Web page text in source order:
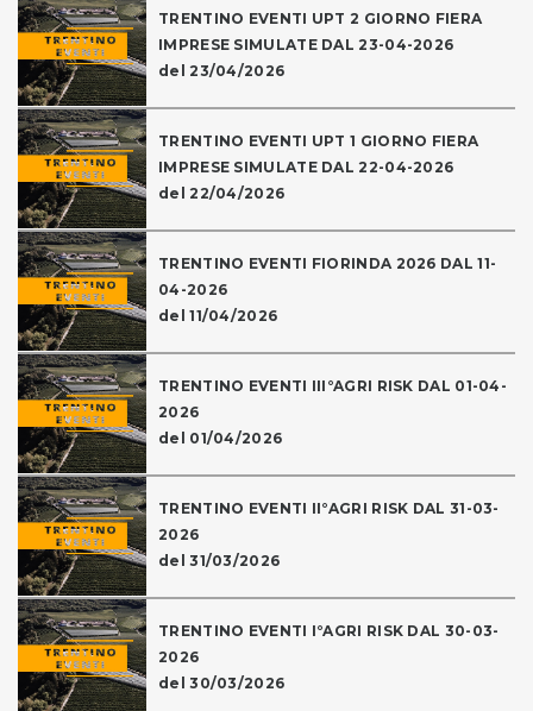
TRENTINO EVENTI UPT 2 GIORNO FIERA
IMPRESE SIMULATE DAL 23-04-2026
del 23/04/2026
TRENTINO EVENTI UPT 1 GIORNO FIERA
IMPRESE SIMULATE DAL 22-04-2026
del 22/04/2026
TRENTINO EVENTI FIORINDA 2026 DAL 11-
04-2026
del 11/04/2026
TRENTINO EVENTI III°AGRI RISK DAL 01-04-
2026
del 01/04/2026
TRENTINO EVENTI II°AGRI RISK DAL 31-03-
2026
del 31/03/2026
TRENTINO EVENTI I°AGRI RISK DAL 30-03-
2026
del 30/03/2026